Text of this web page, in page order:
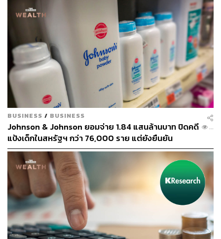
สถาบันการเงิน
Morgan Stanley
ก.ล.ต. สหรัฐฯ
Wells Fargo
Cash Sweep
ธนาคารพาณิชย์
LOADING...
ABOUT THE AUTHOR
ตฤณ ตารพล
Junior Content Creator ประจำกอง
บรรณาธิการข่าว THE STANDARD
WEALTH
BUSINESS / BUSINESS
Johnson & Johnson ยอมจ่าย 1.84 แสนล้านบาท ปิดคดี
แป้งเด็กในสหรัฐฯ กว่า 76,000 ราย แต่ยังยืนยัน
ผลิตภัณฑ์ไม่ก่อมะเร็ง
...